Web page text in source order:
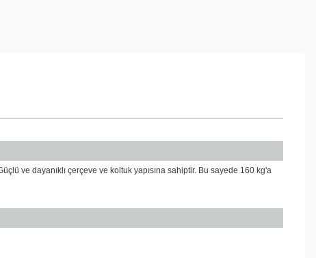
ve dayanıklı çerçeve ve koltuk yapısına sahiptir. Bu sayede 160 kg'a